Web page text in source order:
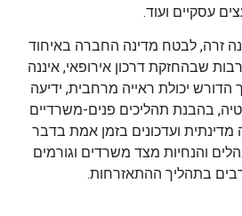
עסקיים ועוד.
זרה, לבטח מדינה החברה באיחוד
שבהחזקת דרכון אירופאי, איננה
הדורש יכולת ראייה מרחבית, ידיעה
בהבנת תהליכים פנים-משרדיים
מדינתית ועדכונים בזמן אמת בדבר
והנחיות מצד משרדים וגורמים
בתהליך ההתאזרחות.